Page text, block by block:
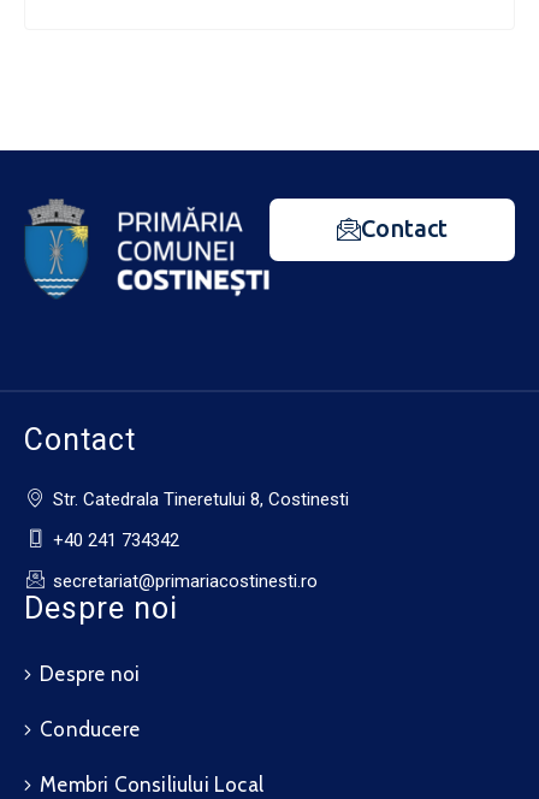
Contact
Contact
Str. Catedrala Tineretului 8, Costinesti
+40 241 734342
secretariat@primariacostinesti.ro​
Despre noi
Despre noi
Conducere
Membri Consiliului Local